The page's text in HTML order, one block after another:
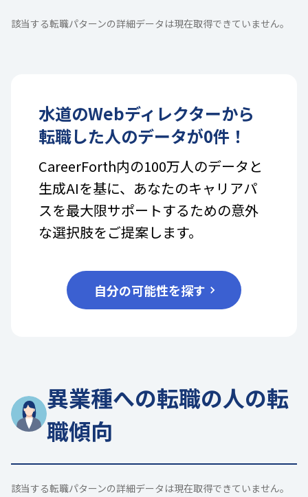
該当する転職パターンの詳細データは現在取得できていません。
水道のWebディレクターから
転職した人のデータが0件！
CareerForth内の100万人のデータと
生成AIを基に、あなたのキャリアパ
スを最大限サポートするための意外
な選択肢をご提案します。
自分の可能性を探す
異業種への転職の人の転
職傾向
該当する転職パターンの詳細データは現在取得できていません。